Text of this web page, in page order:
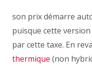
son prix démarre
puisque cette
par cette taxe. En
thermique (non